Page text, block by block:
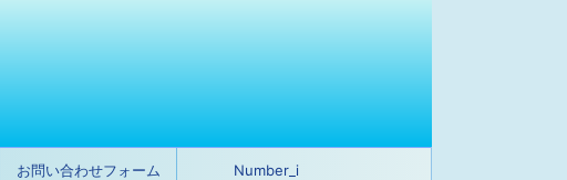
お問い合わせフォーム Number_i